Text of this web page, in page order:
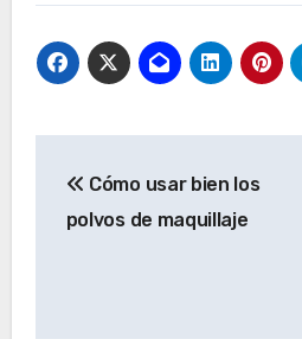
de
Cómo usar bien los
polvos de maquillaje